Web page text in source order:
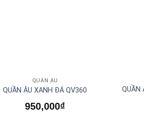
QUẦN ÂU
QUẦN ÂU XANH ĐÁ QV360
950,000₫
QUẦN